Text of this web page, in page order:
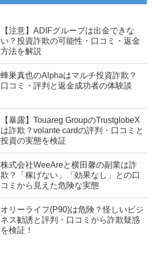
【注意】ADIFグループは出金できな
い？投資詐欺の可能性・口コミ・返金
方法を解説
蜂巣真也のAlphaはマルチ投資詐欺？
口コミ・評判と返金成功者の体験談
【暴露】Touareg GroupのTrustglobeX
は詐欺？volante cardの評判・口コミと
投資の実態を検証
株式会社WeeAreと横田馨の副業は詐
欺？「稼げない」「効果なし」との口
コミから見えた危険な実態
オリーライフ(P90)は危険？怪しいビジ
ネス勧誘と評判・口コミから詐欺疑惑
を検証！